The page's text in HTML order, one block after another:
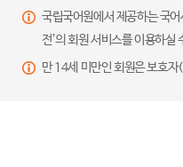
국립국어원에서 제공하는 국
전’의 회원 서비스를 이용하실
만 14세 미만인 회원은 보호